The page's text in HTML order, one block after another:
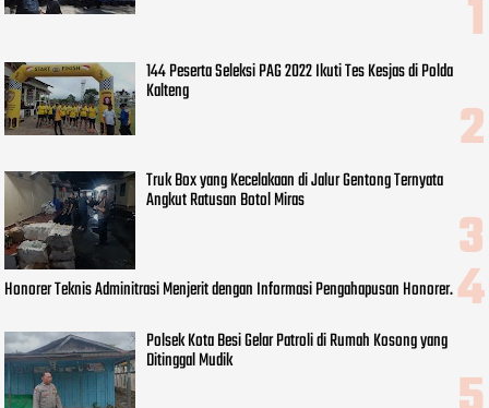
144 Peserta Seleksi PAG 2022 Ikuti Tes Kesjas di Polda
Kalteng
Truk Box yang Kecelakaan di Jalur Gentong Ternyata
Angkut Ratusan Botol Miras
Honorer Teknis Adminitrasi Menjerit dengan Informasi Pengahapusan Honorer.
Polsek Kota Besi Gelar Patroli di Rumah Kosong yang
Ditinggal Mudik